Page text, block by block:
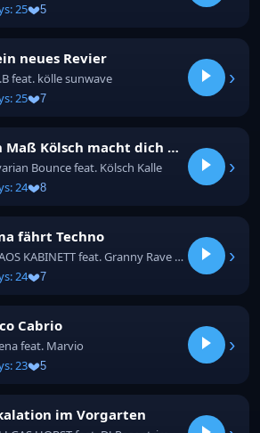
25
5
neues Revier
feat. kölle sunwave
25
7
›
Ein Maß Kölsch macht dich wieder fit
Bounce feat. Kölsch Kalle
24
8
›
fährt Techno
CHAOS KABINETT feat. Granny Rave & MC Kartoffel
24
7
›
Cabrio
feat. Marvio
23
5
›
im Vorgarten